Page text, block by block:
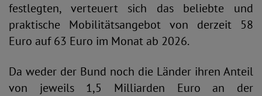
festlegten, verteuert sich das beliebte und
praktische Mobilitätsangebot von derzeit 58
Euro auf 63 Euro im Monat ab 2026.
Da weder der Bund noch die Länder ihren Anteil
von jeweils 1,5 Milliarden Euro an der